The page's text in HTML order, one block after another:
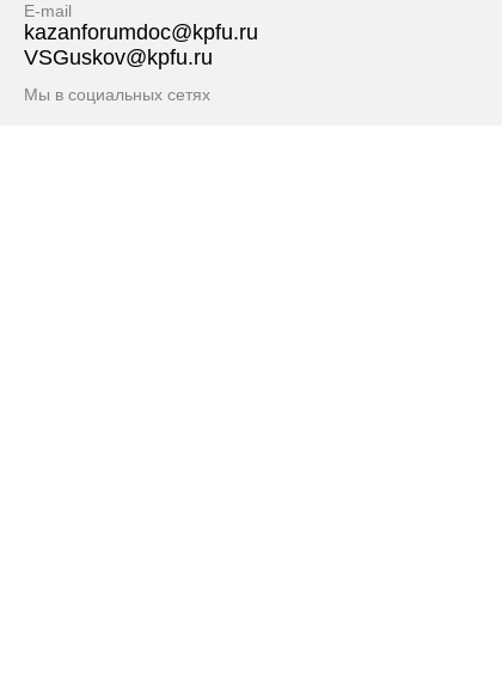
E-mail
kazanforumdoc@kpfu.ru
VSGuskov@kpfu.ru
Мы в социальных сетях